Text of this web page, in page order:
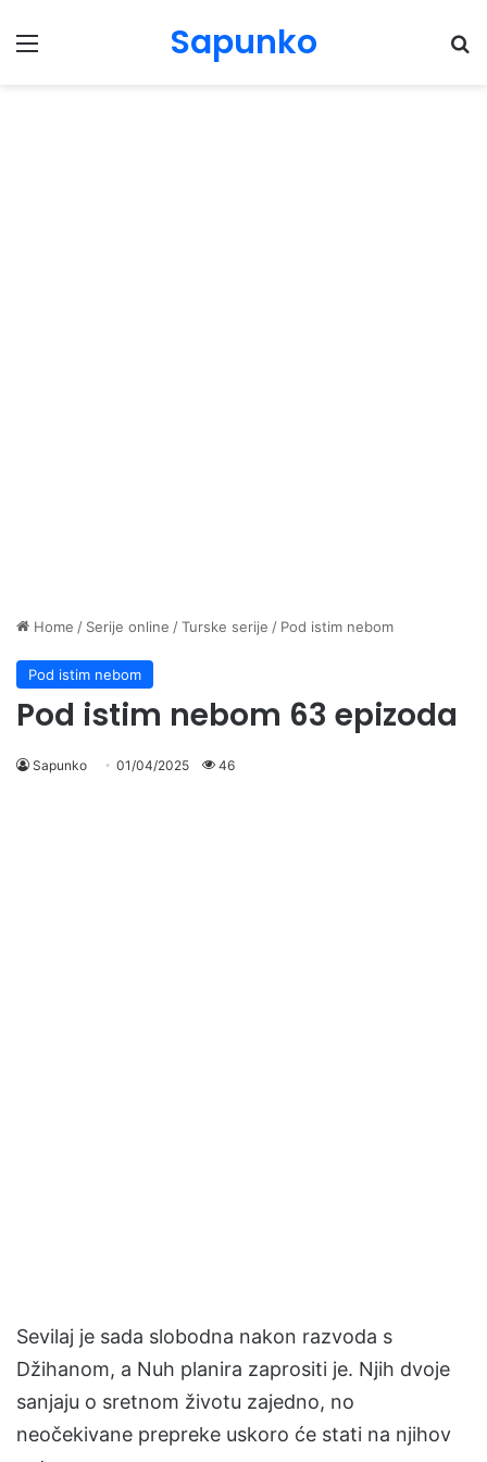
Menu Sapunko
Home / Serije online /Turske serije / Pod istim nebom
Pod istim nebom
Pod istim nebom 63 epizoda
Sapunko 01/04/2025 46
Sevilaj je sada slobodna nakon razvoda s
Džihanom, a Nuh planira zaprositi je. Njih dvoje
sanjaju o sretnom životu zajedno, no
neočekivane prepreke uskoro će stati na njihov